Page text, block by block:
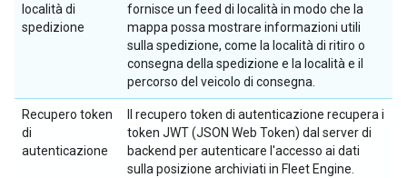
località di
spedizione
fornisce un feed di località in modo che la
mappa possa mostrare informazioni utili
sulla spedizione, come la località di ritiro o
consegna della spedizione e la località e il
percorso del veicolo di consegna.
Recupero token
di
autenticazione
Il recupero token di autenticazione recupera i
token JWT (JSON Web Token) dal server di
backend per autenticare l'accesso ai dati
sulla posizione archiviati in Fleet Engine.